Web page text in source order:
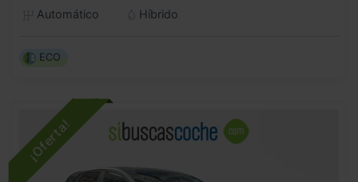
Automático
Híbrido
ECO